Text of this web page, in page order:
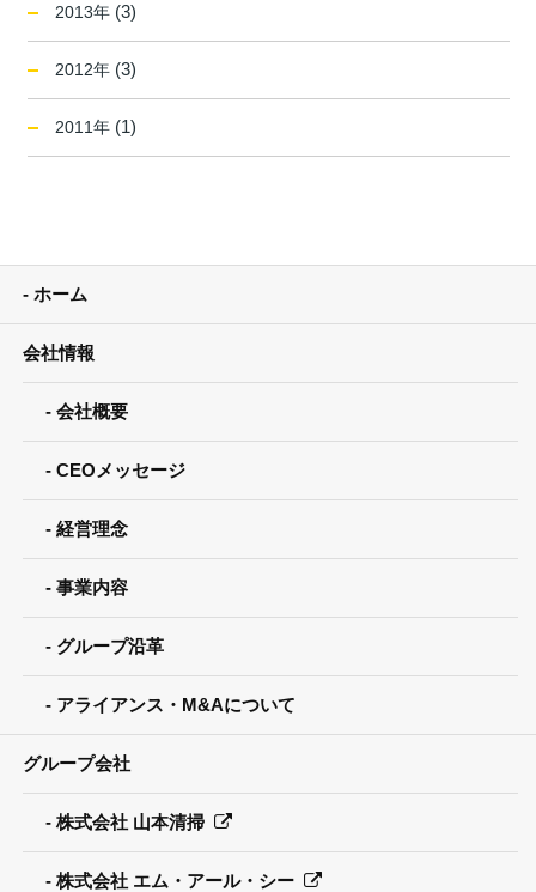
2013年 (3)
2012年 (3)
2011年 (1)
ホーム
会社情報
会社概要
CEOメッセージ
経営理念
事業内容
グループ沿革
アライアンス・M&Aについて
グループ会社
株式会社 山本清掃
株式会社 エム・アール・シー